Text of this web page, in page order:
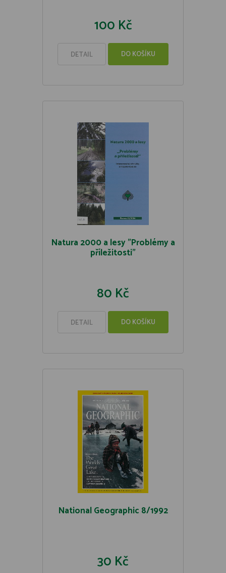
100 Kč
DETAIL DO KOŠÍKU
Natura 2000 a lesy "Problémy a
příležitosti"
80 Kč
DETAIL DO KOŠÍKU
National Geographic 8/1992
30 Kč